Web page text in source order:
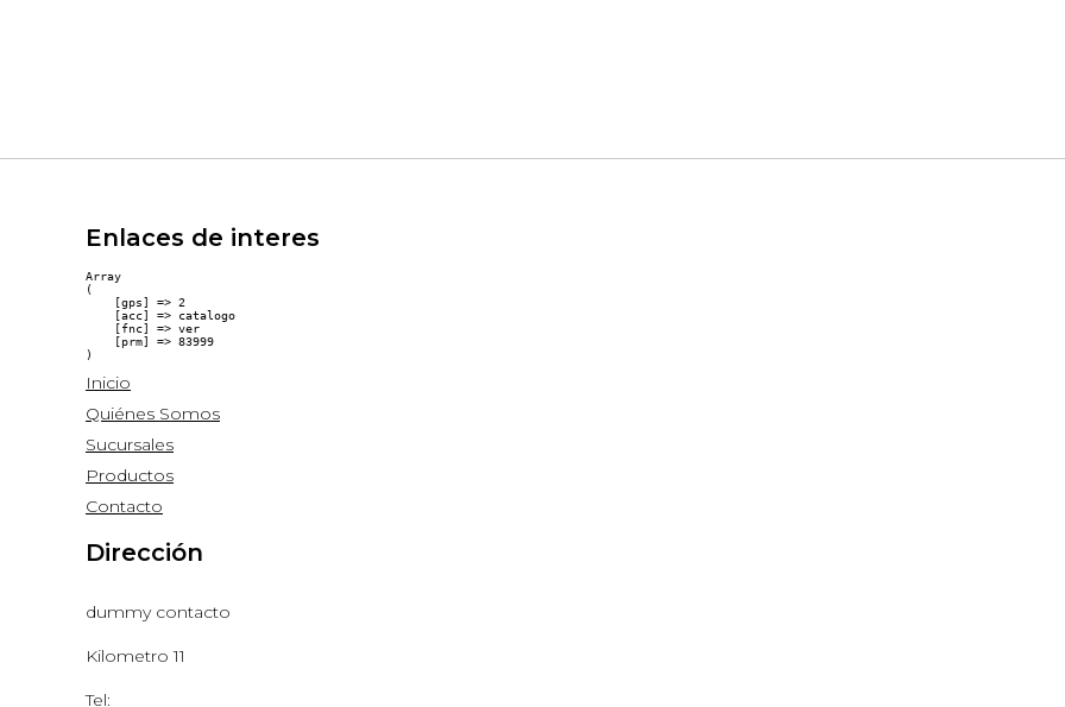
Enlaces de interes
Array
(
    [gps] => 2
    [acc] => catalogo
    [fnc] => ver
    [prm] => 83999
Inicio
Quiénes Somos
Sucursales
Productos
Contacto
Dirección
dummy contacto
Kilometro 11
Tel: